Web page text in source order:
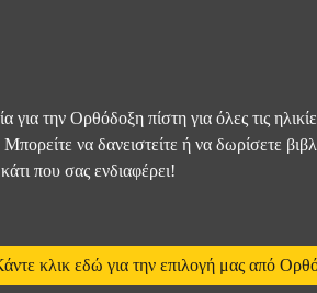
για την Ορθόδοξη πίστη για όλες τις
να δανειστείτε ή να δωρίσετε
που σας ενδιαφέρει!
κλικ εδώ για την επιλογή μας από